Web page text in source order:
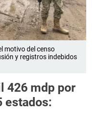
motivo del censo
y registros indebidos
426 mdp por
estados: